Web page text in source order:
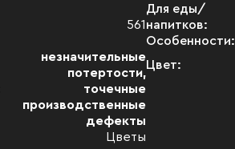
561
незначительные
потертости,
точечные
производственные
дефекты
Цветы
Для еды/
напитков:
Особенности:
Цвет: